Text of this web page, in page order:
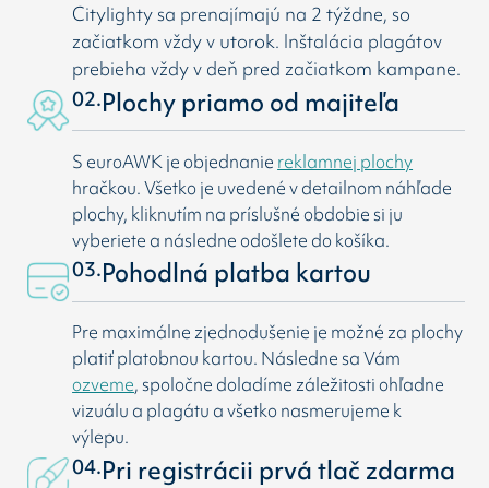
Citylighty sa prenajímajú na 2 týždne, so
začiatkom vždy v utorok. Inštalácia plagátov
prebieha vždy v deň pred začiatkom kampane.
02.Plochy priamo od majiteľa
S euroAWK je objednanie reklamnej plochy
hračkou. Všetko je uvedené v detailnom náhľade
plochy, kliknutím na príslušné obdobie si ju
vyberiete a následne odošlete do košíka.
03.Pohodlná platba kartou
Pre maximálne zjednodušenie je možné za plochy
platiť platobnou kartou. Následne sa Vám
ozveme, spoločne doladíme záležitosti ohľadne
vizuálu a plagátu a všetko nasmerujeme k
výlepu.
04.Pri registrácii prvá tlač zdarma